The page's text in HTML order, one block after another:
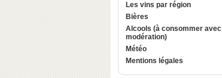
Les vins par région
Bières
Alcools (à consommer avec
modération)
Météo
Mentions légales